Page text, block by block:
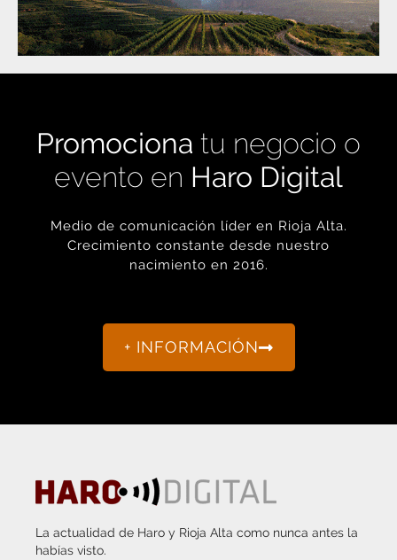
Promociona tu negocio o
evento en Haro Digital
Medio de comunicación líder en Rioja Alta.
Crecimiento constante desde nuestro
nacimiento en 2016.
+ INFORMACIÓN
La actualidad de Haro y Rioja Alta como nunca antes la
habías visto.